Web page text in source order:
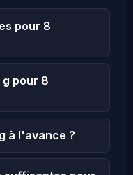
pour 8
pour 8
à l'avance ?